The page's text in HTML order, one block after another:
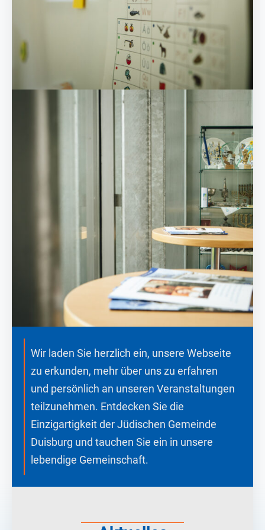
Wir laden Sie herzlich ein, unsere Webseite
zu erkunden, mehr über uns zu erfahren
und persönlich an unseren Veranstaltungen
teilzunehmen. Entdecken Sie die
Einzigartigkeit der Jüdischen Gemeinde
Duisburg und tauchen Sie ein in unsere
lebendige Gemeinschaft.